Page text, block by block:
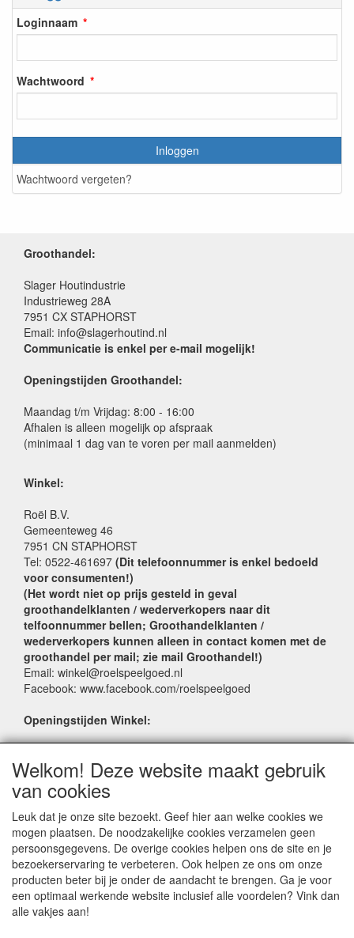
Loginnaam
Wachtwoord
Inloggen
Wachtwoord vergeten?
Groothandel:
Slager Houtindustrie
Industrieweg 28A
7951 CX STAPHORST
Email: info@slagerhoutind.nl
Communicatie is enkel per e-mail mogelijk!
Openingstijden Groothandel:
Maandag t/m Vrijdag: 8:00 - 16:00
Afhalen is alleen mogelijk op afspraak
(minimaal 1 dag van te voren per mail aanmelden)
Winkel:
Roël B.V.
Gemeenteweg 46
7951 CN STAPHORST
Tel: 0522-461697 (Dit telefoonnummer is enkel bedoeld
voor consumenten!)
(Het wordt niet op prijs gesteld in geval
groothandelklanten / wederverkopers naar dit
telfoonnummer bellen; Groothandelklanten /
wederverkopers kunnen alleen in contact komen met de
groothandel per mail; zie mail Groothandel!)
Email: winkel@roelspeelgoed.nl
Facebook: www.facebook.com/roelspeelgoed
Openingstijden Winkel:
Zaterdag: 9:00 - 17:00
Donderdagavond koopavond: 19:00 - 21:00
SERVICE
Verkoopadressen
Webwinkels
Bestelvoorwaarden
Partner Groothandels
Algemene voorwaarden
Welkom! Deze website maakt gebruik
van cookies
Leuk dat je onze site bezoekt. Geef hier aan welke cookies we
mogen plaatsen. De noodzakelijke cookies verzamelen geen
persoonsgegevens. De overige cookies helpen ons de site en je
bezoekerservaring te verbeteren. Ook helpen ze ons om onze
producten beter bij je onder de aandacht te brengen. Ga je voor
een optimaal werkende website inclusief alle voordelen? Vink dan
alle vakjes aan!